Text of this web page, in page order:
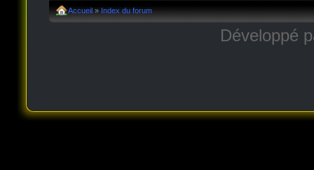
Accueil » Index du forum
Développé